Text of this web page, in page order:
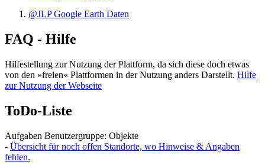
@JLP Google Earth Daten
FAQ - Hilfe
Hilfestellung zur Nutzung der Plattform, da sich diese doch etwas
von den »freien« Plattformen in der Nutzung anders Darstellt. Hilfe
zur Nutzung der Webseite
ToDo-Liste
Aufgaben Benutzergruppe: Objekte
- Übersicht für noch offen Standorte, wo Hinweise & Angaben
fehlen.